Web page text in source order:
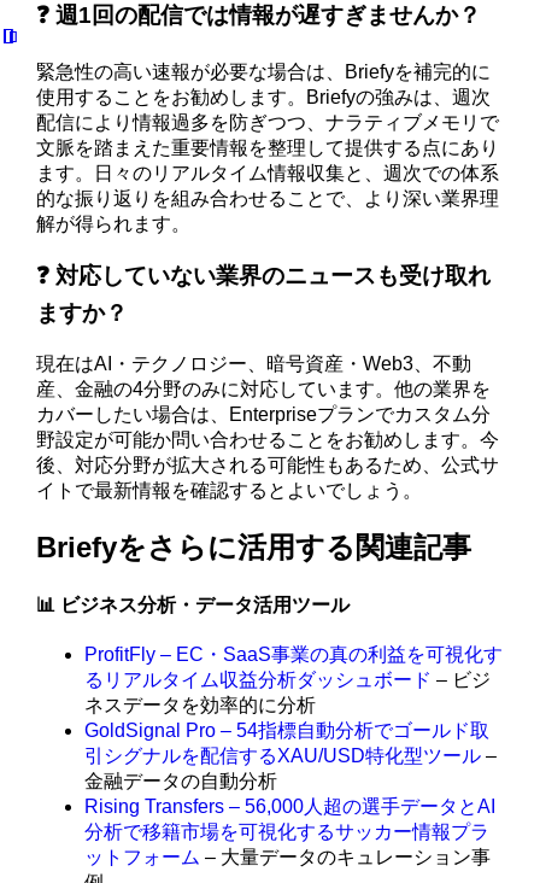
❓ 週1回の配信では情報が遅すぎませんか？
緊急性の高い速報が必要な場合は、Briefyを補完的に
使用することをお勧めします。Briefyの強みは、週次
配信により情報過多を防ぎつつ、ナラティブメモリで
文脈を踏まえた重要情報を整理して提供する点にあり
ます。日々のリアルタイム情報収集と、週次での体系
的な振り返りを組み合わせることで、より深い業界理
解が得られます。
❓ 対応していない業界のニュースも受け取れ
ますか？
現在はAI・テクノロジー、暗号資産・Web3、不動
産、金融の4分野のみに対応しています。他の業界を
カバーしたい場合は、Enterpriseプランでカスタム分
野設定が可能か問い合わせることをお勧めします。今
後、対応分野が拡大される可能性もあるため、公式サ
イトで最新情報を確認するとよいでしょう。
Briefyをさらに活用する関連記事
📊 ビジネス分析・データ活用ツール
ProfitFly – EC・SaaS事業の真の利益を可視化す
るリアルタイム収益分析ダッシュボード – ビジ
ネスデータを効率的に分析
GoldSignal Pro – 54指標自動分析でゴールド取
引シグナルを配信するXAU/USD特化型ツール –
金融データの自動分析
Rising Transfers – 56,000人超の選手データとAI
分析で移籍市場を可視化するサッカー情報プラ
ットフォーム – 大量データのキュレーション事